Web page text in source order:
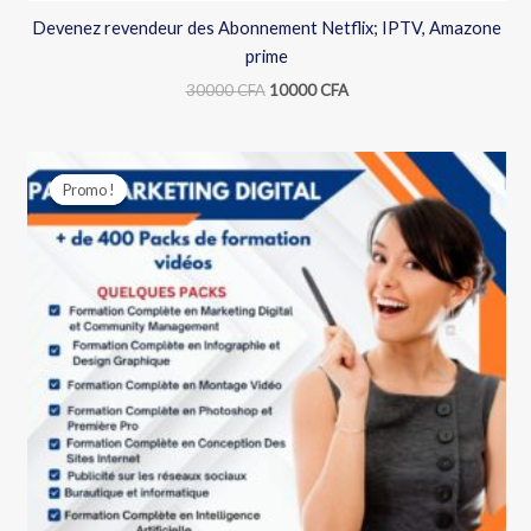
Devenez revendeur des Abonnement Netflix; IPTV, Amazone
prime
30000CFA 10000CFA
Promo !
Promo !
prix
initial
était :
9700 CFA.
Le
prix
actuel
3500 CFA.